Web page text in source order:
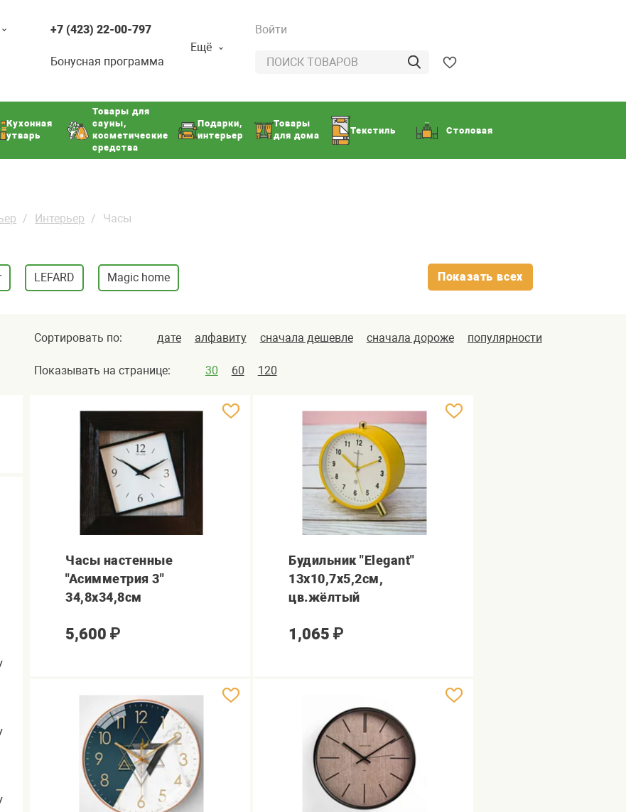
+7 (423) 22-00-797
Бонусная программа
Ещё
Войти
Кухонная
утварь
Товары для
сауны,
косметические
средства
Подарки,
интерьер
Товары
для дома
Текстиль Столовая
Интерьер Часы
LEFARD Magic home Показать всех
Сортировать по: дате алфавиту сначала дешевле сначала дороже популярности
Показывать на странице: 30 60 120
Часы настенные
"Асимметрия 3"
34,8х34,8см
5,600 ₽
Будильник "Elegant"
13х10,7х5,2см,
цв.жёлтый
1,065 ₽